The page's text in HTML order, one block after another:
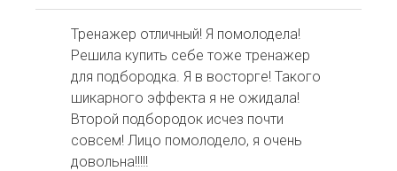
Тренажер отличный! Я помолодела!
Решила купить себе тоже тренажер
для подбородка. Я в восторге! Такого
шикарного эффекта я не ожидала!
Второй подбородок исчез почти
совсем! Лицо помолодело, я очень
довольна!!!!!